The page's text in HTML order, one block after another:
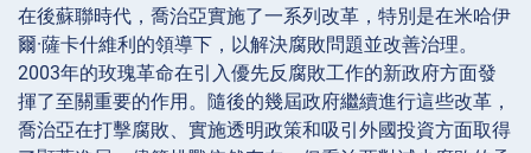
在後蘇聯時代，喬治亞實施了一系列改革，特別是在米哈伊
爾·薩卡什維利的領導下，以解決腐敗問題並改善治理。
2003年的玫瑰革命在引入優先反腐敗工作的新政府方面發
揮了至關重要的作用。隨後的幾屆政府繼續進行這些改革，
喬治亞在打擊腐敗、實施透明政策和吸引外國投資方面取得